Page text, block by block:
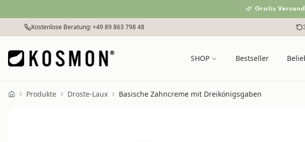
🌿 Gratis
Zum Inhalt springen
Kostenlose Beratung: +49 89 863 798 48
SHOP Bestseller
HomeProdukte Droste-Laux
Basische Zahncreme mit Dreikönigsgaben